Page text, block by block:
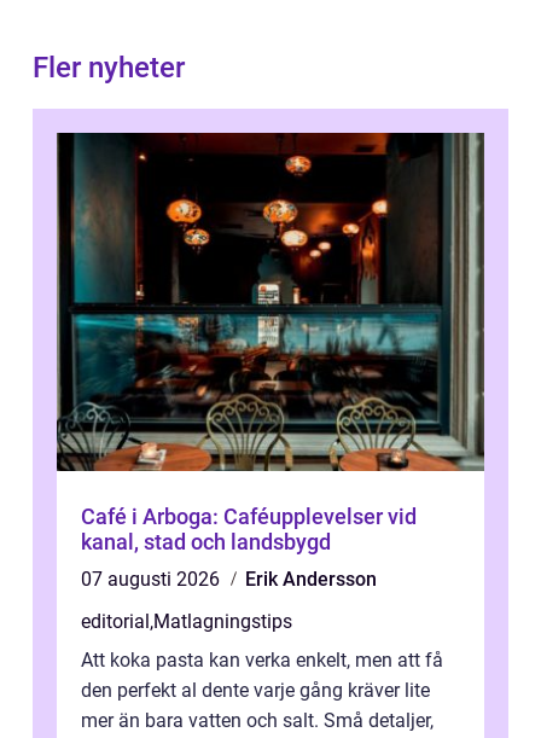
Fler nyheter
Café i Arboga: Caféupplevelser vid
kanal, stad och landsbygd
07 augusti 2026
Erik Andersson
editorial ,Matlagningstips
Att koka pasta kan verka enkelt, men att få
den perfekt al dente varje gång kräver lite
mer än bara vatten och salt. Små detaljer,